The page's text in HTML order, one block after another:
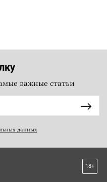
важные статьи
данных
18+